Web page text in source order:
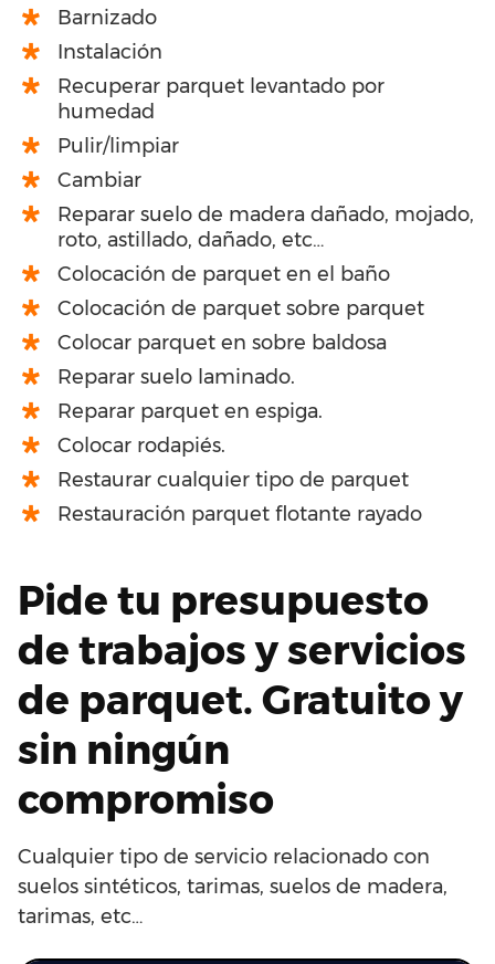
Barnizado
Instalación
Recuperar parquet levantado por
humedad
Pulir/limpiar
Cambiar
Reparar suelo de madera dañado, mojado,
roto, astillado, dañado, etc…
Colocación de parquet en el baño
Colocación de parquet sobre parquet
Colocar parquet en sobre baldosa
Reparar suelo laminado.
Reparar parquet en espiga.
Colocar rodapiés.
Restaurar cualquier tipo de parquet
Restauración parquet flotante rayado
Pide tu presupuesto
de trabajos y servicios
de parquet. Gratuito y
sin ningún
compromiso
Cualquier tipo de servicio relacionado con
suelos sintéticos, tarimas, suelos de madera,
tarimas, etc…